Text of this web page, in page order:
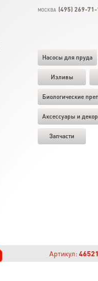
МОСКВА (495) 269-
Насосы для пруда
Изливы
Биологические
Аксессуары и декор
Запчасти
Артикул: